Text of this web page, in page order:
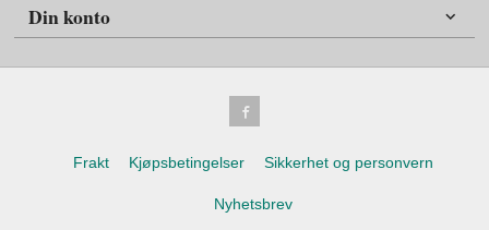
Din konto
Frakt Kjøpsbetingelser Sikkerhet og personvern
Nyhetsbrev